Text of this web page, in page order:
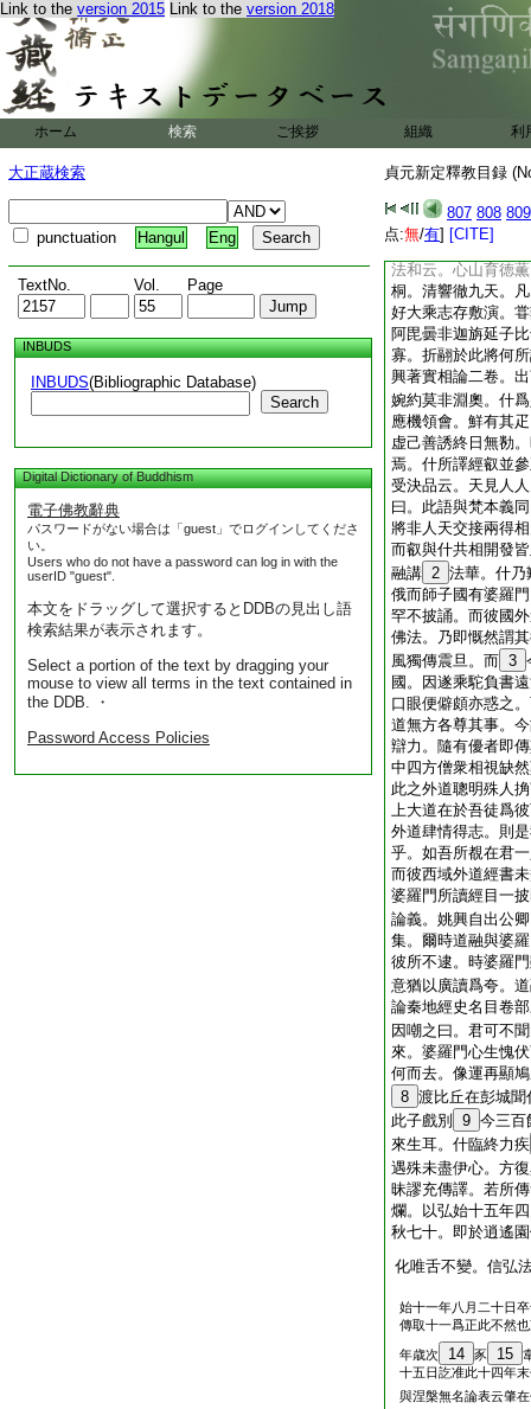
Link to the version 2015 Link to the version 2018
ホーム 検索 ご挨拶 組織 利
大正蔵検索
punctuation Hangul Eng
TextNo. Vol. Page
INBUDS
INBUDS(Bibliographic Database)
Search
Digital Dictionary of Buddhism
電子佛教辭典
パスワードがない場合は「guest」でログインしてくださ
い。
Users who do not have a password can log in with the
userID "guest".
本文をドラッグして選択するとDDBの見出し語
検索結果が表示されます。
Select a portion of the text by dragging your
mouse to view all terms in the text contained in
the DDB. ・
Password Access Policies
貞元新定釋教目録
807 808 809
点:無/有] [CITE]
卷。並暢顯神源發
門不遠萬里名徳秀
僧標慧叡僧＊敦僧
精研務窮幽旨。廬
隨什傳寫。什毎爲
云。天竺國俗甚重
爲善。凡覲國王必
爲尊。經中偈頌皆
藻蔚。雖得大意殊
徒失味乃令人
法和云。心山育徳
桐。清響徹九天。
好大乘志存敷演。
阿毘曇非迦旃延子
寡。折翮於此將何
興著實相論二卷。
婉約莫非淵奧。什
應機領會。鮮有其
虚己善誘終日無勌
焉。什所譯經叡並
受決品云。天見人
曰。此語與梵本義
將非人天交接兩得
而叡與什共相開發
融講 2 法華。什乃
俄而師子國有婆羅
罕不披誦。而彼國
佛法。乃即慨然謂
風獨傳震旦。而 3
國。因遂乘駝負書
口眼便僻頗亦惑之
道無方各尊其事。
辯力。隨有優者即
中四方僧衆相視缺
此之外道聰明殊人
上大道在於吾徒爲
外道肆情得志。則
乎。如吾所覩在君
而彼西域外道經書
婆羅門所讀經目一
論義。姚興自出公
集。爾時道融與婆
彼所不逮。時婆羅
意猶以廣讀爲夸。
論秦地經史名目卷
因嘲之曰。君可不
來。婆羅門心生愧
何而去。像運再顯
8 渡比丘在彭城
此子戲別
9 今三百
來生耳。什臨終力疾
遇殊未盡伊心。方
昧謬充傳譯。若所
爛。以弘始十五年
秋七十。即於逍遙
化唯舌不變。信弘
始十一年八月二十日
傳取十一爲正此不然
年歳次 14 豕 15
十五日訖准此十四年
與涅槃無名論表云肇